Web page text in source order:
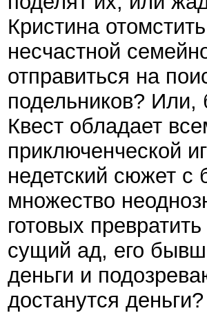
Кристина
несчастной
отправиться на
подельников?
Квест обладает
приключенческой
недетский сюжет с
множество
готовых
сущий ад, его
деньги и
достанутся деньги?